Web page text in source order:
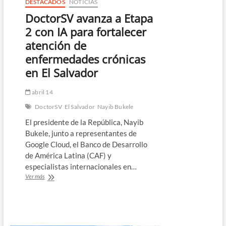
DESTACADOS NOTICIAS
DoctorSV avanza a Etapa
2 con IA para fortalecer
atención de
enfermedades crónicas
en El Salvador
abril 14
DoctorSV El Salvador Nayib Bukele
El presidente de la República, Nayib
Bukele, junto a representantes de
Google Cloud, el Banco de Desarrollo
de América Latina (CAF) y
especialistas internacionales en…
Ver másDoctorSV